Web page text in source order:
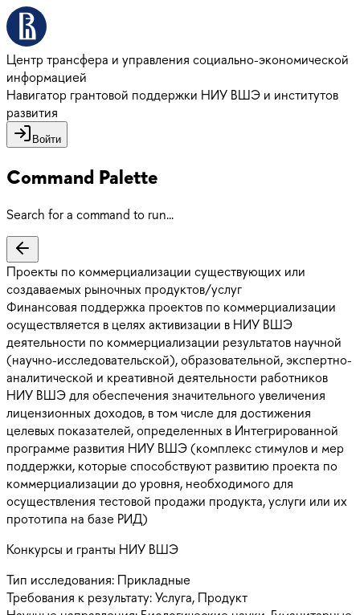
Центр трансфера и управления социально-экономической
информацией
Навигатор грантовой поддержки НИУ ВШЭ и институтов
развития
Войти
Command Palette
Search for a command to run...
Проекты по коммерциализации существующих или
создаваемых рыночных продуктов/услуг
Финансовая поддержка проектов по коммерциализации
осуществляется в целях активизации в НИУ ВШЭ
деятельности по коммерциализации результатов научной
(научно-исследовательской), образовательной, экспертно-
аналитической и креативной деятельности работников
НИУ ВШЭ для обеспечения значительного увеличения
лицензионных доходов, в том числе для достижения
целевых показателей, определенных в Интегрированной
программе развития НИУ ВШЭ (комплекс стимулов и мер
поддержки, которые способствуют развитию проекта по
коммерциализации до уровня, необходимого для
осуществления тестовой продажи продукта, услуги или их
прототипа на базе РИД)
Конкурсы и гранты НИУ ВШЭ
Тип исследования: Прикладные
Требования к результату:Услуга, Продукт